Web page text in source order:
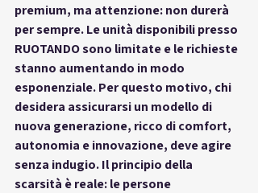
premium, ma attenzione: non durerà
per sempre. Le unità disponibili presso
RUOTANDO sono limitate e le richieste
stanno aumentando in modo
esponenziale. Per questo motivo, chi
desidera assicurarsi un modello di
nuova generazione, ricco di comfort,
autonomia e innovazione, deve agire
senza indugio. Il principio della
scarsità è reale: le persone